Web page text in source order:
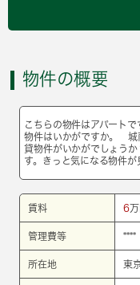
物件の概要
こちらの物件はアパート
物件はいかがですか。 城
貸物件がいかがでしょう
す。きっと気になる物件が
賃料 6
管理費等 ****
所在地 東